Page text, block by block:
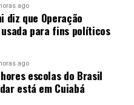
outros mercados.
para levar
para conectar
consumidores, como
ago
diz que Operação
para fins políticos
ago
escolas do Brasil
está em Cuiabá